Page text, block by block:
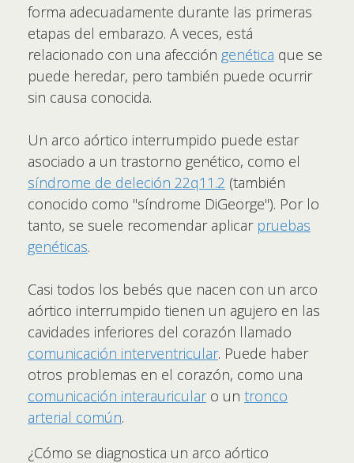
forma adecuadamente durante las primeras
etapas del embarazo. A veces, está
relacionado con una afección genética que se
puede heredar, pero también puede ocurrir
sin causa conocida.
Un arco aórtico interrumpido puede estar
asociado a un trastorno genético, como el
síndrome de deleción 22q11.2 (también
conocido como "síndrome DiGeorge"). Por lo
tanto, se suele recomendar aplicar pruebas
genéticas.
Casi todos los bebés que nacen con un arco
aórtico interrumpido tienen un agujero en las
cavidades inferiores del corazón llamado
comunicación interventricular. Puede haber
otros problemas en el corazón, como una
comunicación interauricularo un tronco
arterial común.
¿Cómo se diagnostica un arco aórtico